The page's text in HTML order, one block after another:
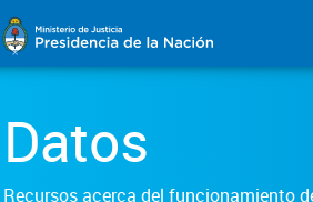
Datos
Recursos acerca del funcionamiento